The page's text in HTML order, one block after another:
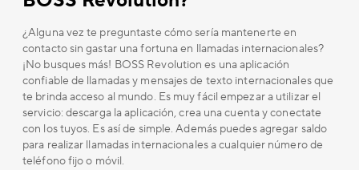
¿Alguna vez te preguntaste cómo sería mantenerte en
contacto sin gastar una fortuna en llamadas internacionales?
¡No busques más! BOSS Revolution es una aplicación
confiable de llamadas y mensajes de texto internacionales que
te brinda acceso al mundo. Es muy fácil empezar a utilizar el
servicio: descarga la aplicación, crea una cuenta y conectate
con los tuyos. Es así de simple. Además puedes agregar saldo
para realizar llamadas internacionales a cualquier número de
teléfono fijo o móvil.